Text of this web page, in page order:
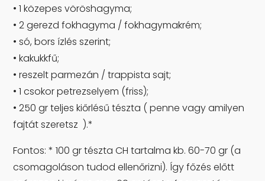
• 1 közepes vöröshagyma;
• 2 gerezd fokhagyma / fokhagymakrém;
• só, bors ízlés szerint;
• kakukkfű;
• reszelt parmezán / trappista sajt;
• 1 csokor petrezselyem (friss);
• 250 gr teljes kiőrlésű tészta ( penne vagy amilyen
fajtát szeretsz ).*
Fontos: * 100 gr tészta CH tartalma kb. 60-70 gr (a
csomagoláson tudod ellenőrizni). Így főzés előtt